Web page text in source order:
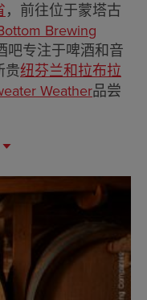
，前往位于蒙塔古
Brewing
吧专注于啤酒和音
贵纽芬兰和拉布拉
Weather品尝